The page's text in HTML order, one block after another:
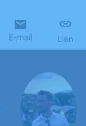
E-mail Lien